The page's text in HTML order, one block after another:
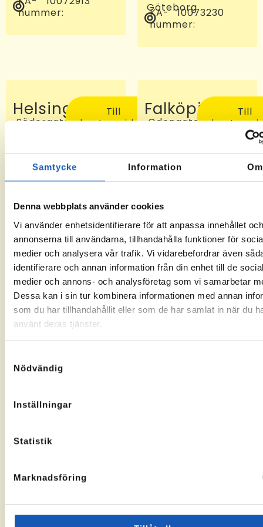
Samtycke Information Om
Denna webbplats använder cookies
Vi använder enhetsidentifierare för att anpassa innehållet och
annonserna till användarna, tillhandahålla funktioner för
medier och analysera vår trafik. Vi vidarebefordrar även
identifierare och annan information från din enhet till de
medier och annons- och analysföretag som vi samarbetar
Dessa kan i sin tur kombinera informationen med annan
som du har tillhandahållit eller som de har samlat in när du
använt deras tjänster.
Nödvändig
Inställningar
Statistik
Marknadsföring
nummer:
Göteborg
KA-
nummer:
10073230
Helsingborg
Södergatan
KA-
nummer:
-6
Till
kontorssidan
Falköping
Odengatan
Falköping
KA-
nummer:
10072810
Till
Sveg
Gränsgatan
17, 842
32 Sveg
KA-
nummer:
10069283
Till
kontorssidan
Tomelilla
Nybogatan
2B, 273
30
Tomelilla
KA-
10073436
Åtvidaberg
Åtvidaberg